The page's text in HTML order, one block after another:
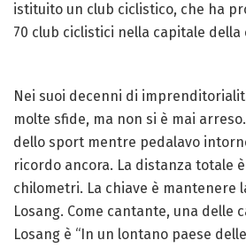
istituito un club ciclistico, che ha
70 club ciclistici nella capitale della
Nei suoi decenni di
molte sfide, ma non si è mai
dello sport mentre pedalavo
ricordo ancora. La distanza totale
chilometri. La chiave è mantenere
Losang. Come cantante, una delle
Losang è “In un lontano paese